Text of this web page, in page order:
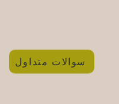
سوالات متداول